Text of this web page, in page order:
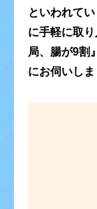
といわれてい
に手軽に取
局、腸が9割
にお伺いしま